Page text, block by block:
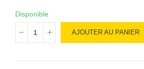
Disponible
AJOUTER AU PANIER